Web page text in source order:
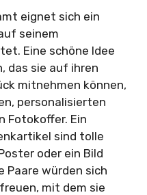
eignet sich ein
seinem
Eine schöne Idee
das sie auf ihren
mitnehmen können,
personalisierten
Fotokoffer. Ein
sind tolle
oder ein Bild
Paare würden sich
mit dem sie